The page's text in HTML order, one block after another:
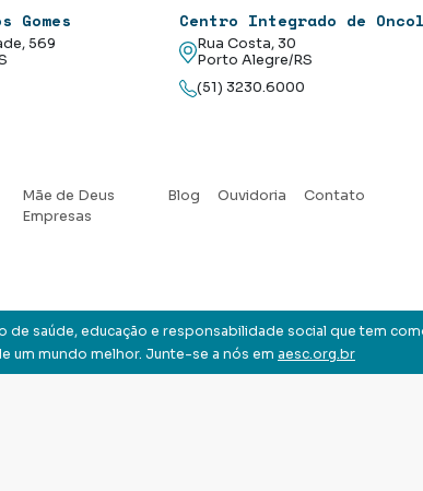
Gomes
569
Centro Integrado de
Rua Costa, 30
Porto Alegre/RS
(51) 3230.6000
Mãe de Deus
Empresas
Blog Ouvidoria Contato
de saúde, educação e responsabilidade social que tem
um mundo melhor. Junte-se a nós em aesc.org.br